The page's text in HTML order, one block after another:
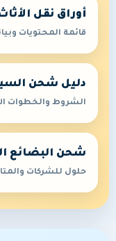
أوراق نقل
قائمة المحتويات
دليل شحن
الشروط والخطوات
شحن البضائع
حلول للشركات